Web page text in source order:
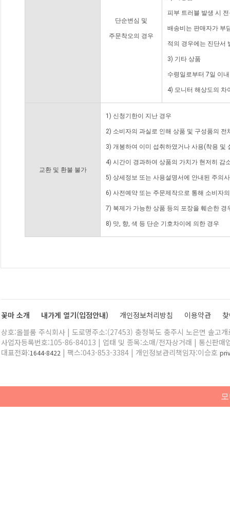
단순변심 및
주문착오의 경우
피부 트러블 발생 시
배송비는 판매자가 부
적의 경우에는 진단서
3) 기타 상품
수령일로부터 7일 이
4) 모니터 해상도의 차
교환 및 환불 불가
1) 신청기한이 지난 경우
2) 소비자의 과실로 인해 상품 및 구성품의
3) 개봉하여 이미 섭취하였거나 사용(착용 및
4) 시간이 경과하여 상품의 가치가 현저히 감
5) 상세정보 또는 사용설명서에 안내된 주의
6) 사전예약 또는 주문제작으로 통해 소비자
7) 복제가 가능한 상품 등의 포장을 훼손한 경
8) 맛, 향, 색 등 단순 기호차이에 의한 경우
꽃마 소개 내가게 열기(입점안내) 개인정보처리방침 이용약관
상호:올블룸 주식회사 | 도로명주소:(27453) 충청북도 충주시 노은면 솔고
사업자등록번호:105-86-84013 | 업태 및 종목:소매/전자상거래 | 통신판매
대표전화:1644-8422 | 팩스:043-853-3384 | 개인정보관리책임자:이승호